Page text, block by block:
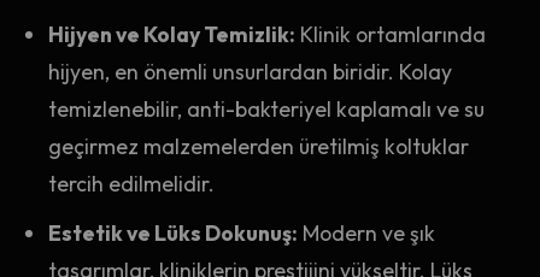
Hijyen ve Kolay Temizlik: Klinik ortamlarında
hijyen, en önemli unsurlardan biridir. Kolay
temizlenebilir, anti-bakteriyel kaplamalı ve su
geçirmez malzemelerden üretilmiş koltuklar
tercih edilmelidir.
Estetik ve Lüks Dokunuş: Modern ve şık
tasarımlar, kliniklerin prestijini yükseltir. Lüks